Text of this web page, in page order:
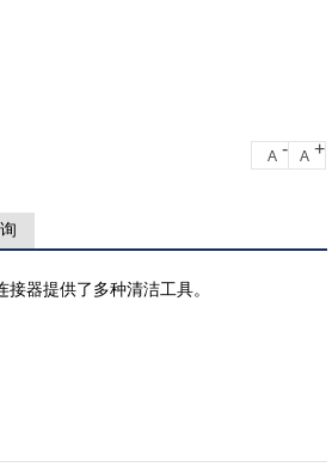
A - A +
器提供了多种清洁工具。